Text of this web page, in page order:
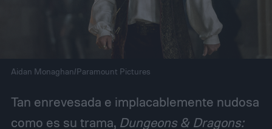
Aidan Monaghan/Paramount Pictures
Tan enrevesada e implacablemente nudosa
como es su trama, Dungeons & Dragons: